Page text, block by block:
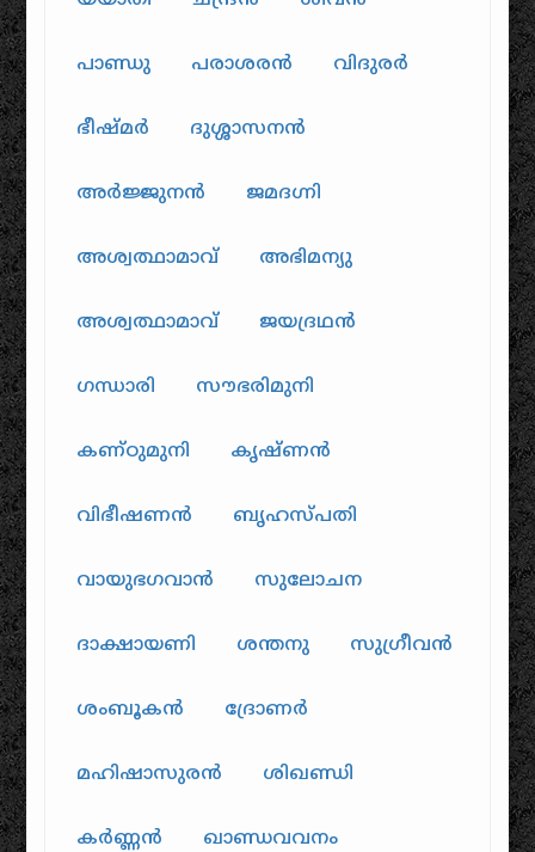
പാണ്ഡു പരാശരൻ വിദുരർ
ഭീഷ്മർ ദുശ്ശാസനൻ
അർജ്ജുനൻ ജമദഗ്നി
അശ്വത്ഥാമാവ് അഭിമന്യു
അശ്വത്ഥാമാവ് ജയദ്രഥൻ
ഗന്ധാരി സൗഭരിമുനി
കണ്ഠുമുനി കൃഷ്ണൻ
വിഭീഷണൻ ബൃഹസ്പതി
വായുഭഗവാൻ സുലോചന
ദാക്ഷായണി ശന്തനു സുഗ്രീവൻ
ശംബൂകൻ ദ്രോണർ
മഹിഷാസുരൻ ശിഖണ്ഡി
കർണ്ണൻ ഖാണ്ഡവവനം